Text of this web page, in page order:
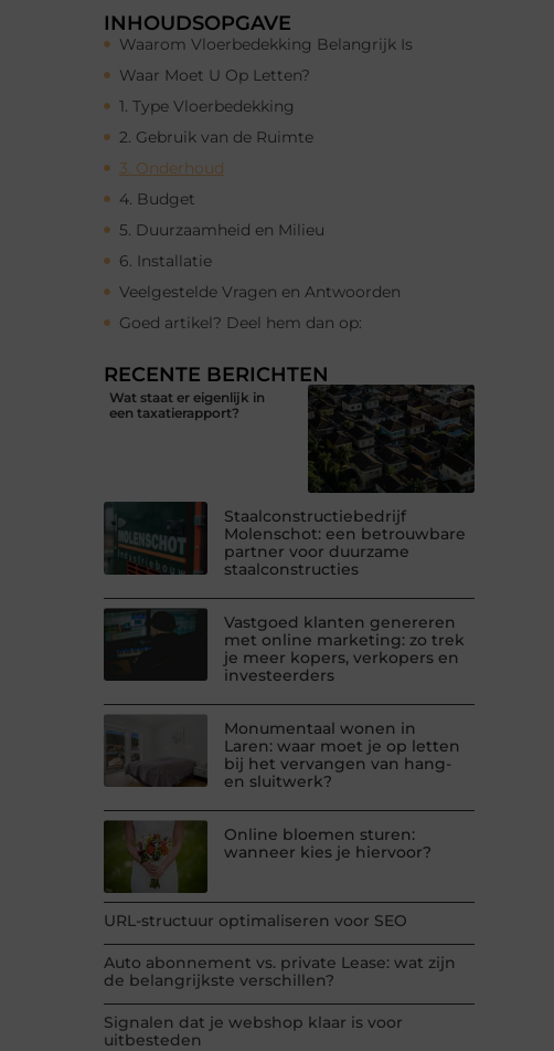
INHOUDSOPGAVE
Waarom Vloerbedekking Belangrijk Is
Waar Moet U Op Letten?
1. Type Vloerbedekking
2. Gebruik van de Ruimte
3. Onderhoud
4. Budget
5. Duurzaamheid en Milieu
6. Installatie
Veelgestelde Vragen en Antwoorden
Goed artikel? Deel hem dan op:
RECENTE BERICHTEN
Wat staat er eigenlijk in
een taxatierapport?
Staalconstructiebedrijf
Molenschot: een betrouwbare
partner voor duurzame
staalconstructies
Vastgoed klanten genereren
met online marketing: zo trek
je meer kopers, verkopers en
investeerders
Monumentaal wonen in
Laren: waar moet je op letten
bij het vervangen van hang-
en sluitwerk?
Online bloemen sturen:
wanneer kies je hiervoor?
URL-structuur optimaliseren voor SEO
Auto abonnement vs. private Lease: wat zijn
de belangrijkste verschillen?
Signalen dat je webshop klaar is voor
uitbesteden